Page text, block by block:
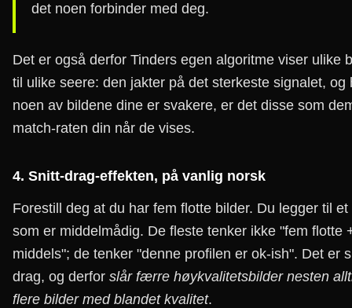
det noen forbinder med deg.
Det er også derfor Tinders egen algoritme viser ulike
til ulike seere: den jakter på det sterkeste signalet, og
noen av bildene dine er svakere, er det disse som
match-raten din når de vises.
4. Snitt-drag-effekten, på vanlig norsk
Forestill deg at du har fem flotte bilder. Du legger til et
som er middelmådig. De fleste tenker ikke "fem flotte
middels"; de tenker "denne profilen er ok-ish". Det er
drag, og derfor slår færre høykvalitetsbilder nesten
flere bilder med blandet kvalitet.